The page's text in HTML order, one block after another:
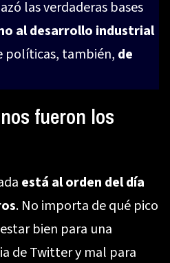
las verdaderas bases
al desarrollo industrial
políticas, también, de
fueron los
está al orden del día
. No importa de qué pico
bien para una
de Twitter y mal para